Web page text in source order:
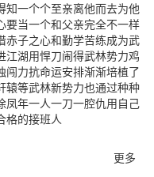
知一个个至亲离他而去为他
要当一个和父亲完全不一样
赤子之心和勤学苦练成为武
江湖用悍刀闹得武林势力鸡
闯力抗命运安排渐渐培植了
辕等武林新势力也通过种种
凤年一人一刀一腔仇用自己
格的接班人
更多